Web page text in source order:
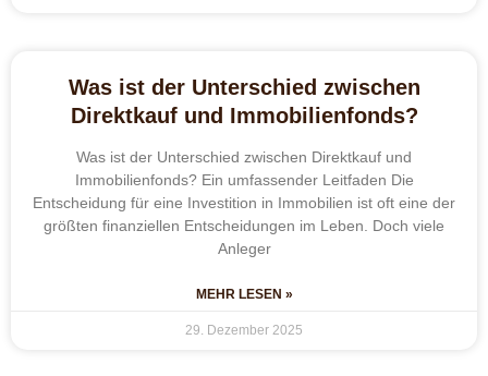
Was ist der Unterschied zwischen
Direktkauf und Immobilienfonds?
Was ist der Unterschied zwischen Direktkauf und
Immobilienfonds? Ein umfassender Leitfaden Die
Entscheidung für eine Investition in Immobilien ist oft eine der
größten finanziellen Entscheidungen im Leben. Doch viele
Anleger
MEHR LESEN »
29. Dezember 2025